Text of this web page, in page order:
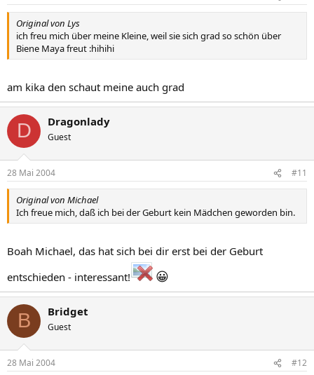
Original von Lys
ich freu mich über meine Kleine, weil sie sich grad so schön über
Biene Maya freut :hihihi
am kika den schaut meine auch grad
D Dragonlady
Guest
28 Mai 2004 #11
Original von Michael
Ich freue mich, daß ich bei der Geburt kein Mädchen geworden bin.
Boah Michael, das hat sich bei dir erst bei der Geburt
entschieden - interessant!
😀
B Bridget
Guest
28 Mai 2004 #12